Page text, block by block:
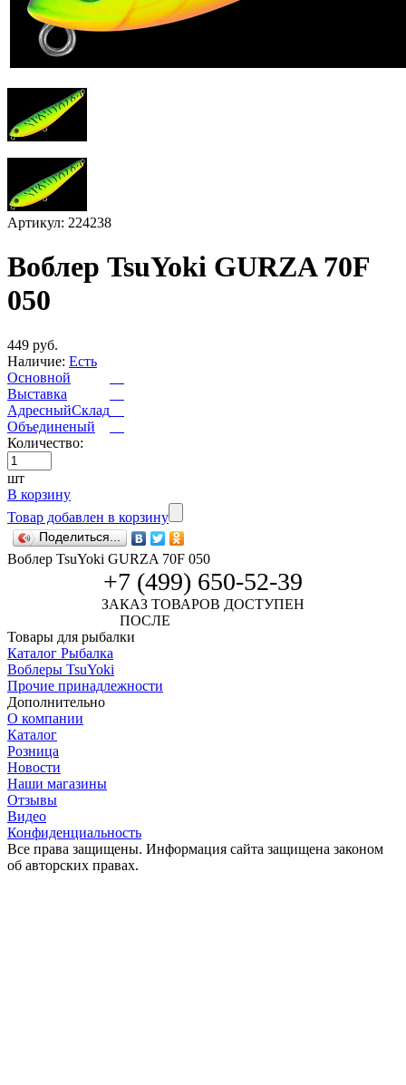
Артикул: 224238
Воблер TsuYoki GURZA 70F
050
449 руб.
Наличие: Есть
Основной
Выставка
АдресныйСклад
Объединеный
Количество:
шт
В корзину
Товар добавлен в корзину
Поделиться...
Воблер TsuYoki GURZA 70F 050
+7 (499) 650-52-39
ЗАКАЗ ТОВАРОВ ДОСТУПЕН
ПОСЛЕ
Товары для рыбалки
Каталог Рыбалка
Воблеры TsuYoki
Прочие принадлежности
Дополнительно
О компании
Каталог
Розница
Новости
Наши магазины
Отзывы
Видео
Конфиденциальность
Все права защищены. Информация сайта защищена законом
об авторских правах.